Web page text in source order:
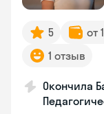
5 от
1 отзыв
Окончила